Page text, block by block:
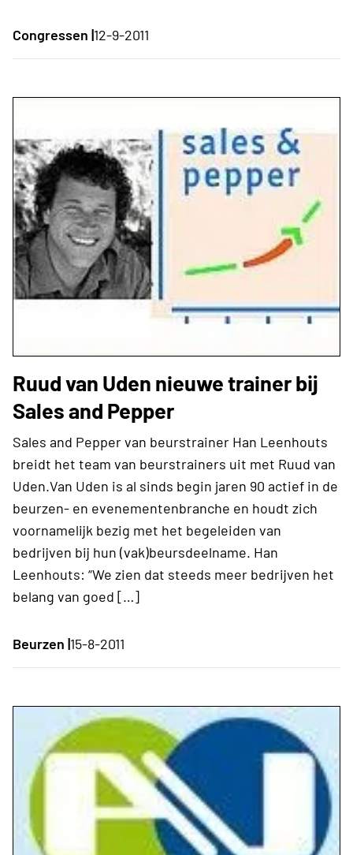
Congressen |12-9-2011
Ruud van Uden nieuwe trainer bij
Sales and Pepper
Sales and Pepper van beurstrainer Han Leenhouts
breidt het team van beurstrainers uit met Ruud van
Uden.Van Uden is al sinds begin jaren 90 actief in de
beurzen- en evenementenbranche en houdt zich
voornamelijk bezig met het begeleiden van
bedrijven bij hun (vak)beursdeelname. Han
Leenhouts: “We zien dat steeds meer bedrijven het
belang van goed […]
Beurzen |15-8-2011